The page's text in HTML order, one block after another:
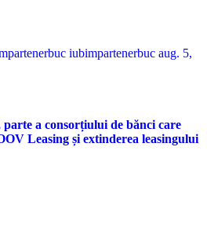
iubimpartenerbuc aug. 5,
parte a consorțiului de bănci care
Leasing și extinderea leasingului